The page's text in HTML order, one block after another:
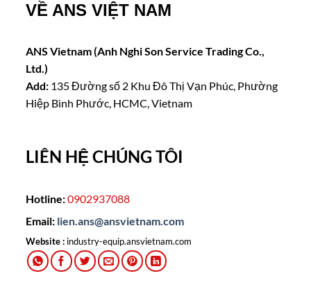
VỀ ANS VIỆT NAM
ANS Vietnam (Anh Nghi Son Service Trading Co.,
Ltd.)
Add: 135 Đường số 2 Khu Đô Thị Vạn Phúc, Phường
Hiệp Bình Phước, HCMC, Vietnam
LIÊN HỆ CHÚNG TÔI
Hotline:0902937088
Email: lien.ans@ansvietnam.com
Website : industry-equip.ansvietnam.com